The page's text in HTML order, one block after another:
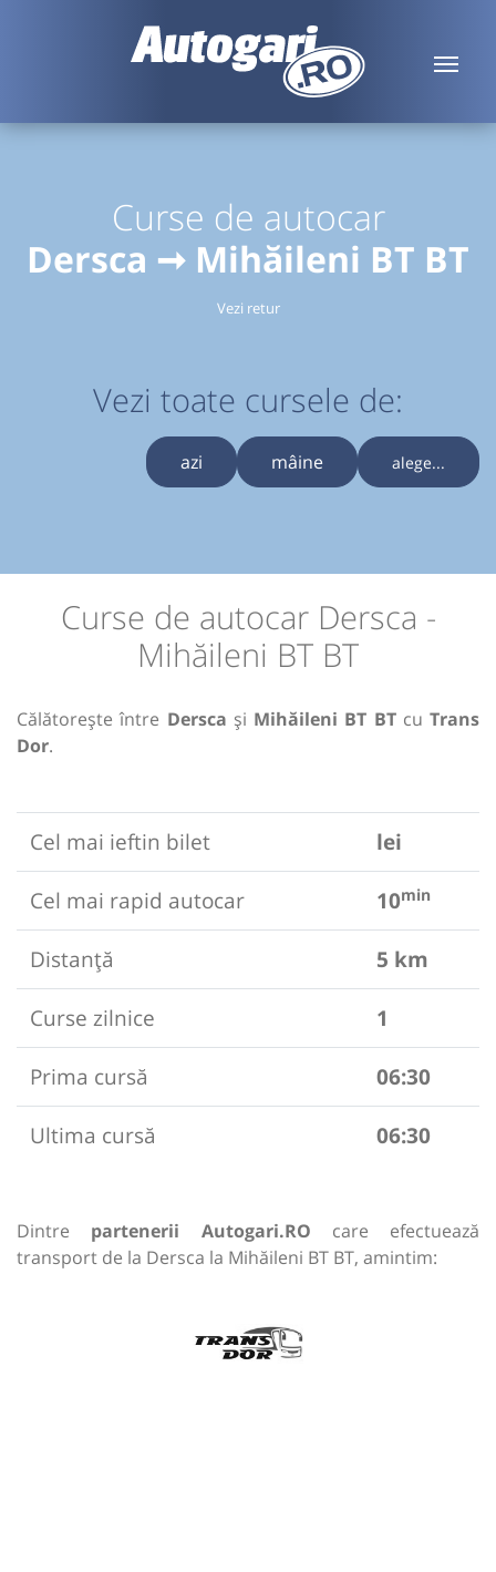
Curse de autocar
Dersca ➞ Mihăileni BT BT
Vezi retur
Vezi toate cursele de:
azi mâine alege...
Curse de autocar Dersca -
Mihăileni BT BT
Călătorește între Dersca și Mihăileni BT BTcu Trans
Dor.
Cel mai ieftin bilet
lei
Cel mai rapid autocar
10min
Distanță
5 km
Curse zilnice
1
Prima cursă
06:30
Ultima cursă
06:30
Dintre partenerii Autogari.RO care efectuează
transport de la Dersca la Mihăileni BT BT, amintim: